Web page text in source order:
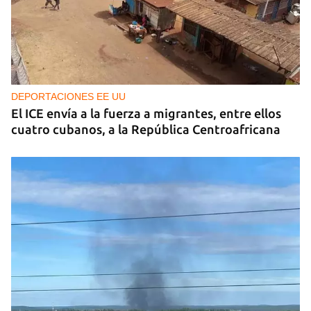
DEPORTACIONES EE UU
El ICE envía a la fuerza a migrantes, entre ellos
cuatro cubanos, a la República Centroafricana